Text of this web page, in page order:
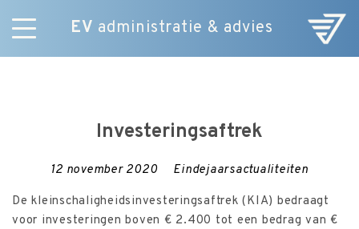
EV administratie & advies
Skip
Investeringsaftrek
12 november 2020 Eindejaarsactualiteiten
De kleinschaligheidsinvesteringsaftrek (KIA) bedraagt
voor investeringen boven € 2.400 tot een bedrag van €